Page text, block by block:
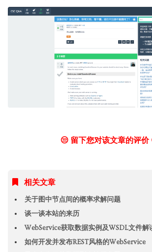
😒 留下您对该文章的评价
相关文章
关于图中节点间的概率求解问题
谈一谈本站的来历
WebService获取数据实例及WSDL文件解
如何开发并发布REST风格的WebService